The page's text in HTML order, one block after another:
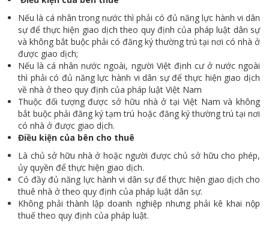
Nếu là cá nhân trong nước thì phải có đủ năng lực hành vi dân
sự để thực hiện giao dịch theo quy định của pháp luật dân sự
và không bắt buộc phải có đăng ký thường trú tại nơi có nhà ở
được giao dịch;
Nếu là cá nhân nước ngoài, người Việt định cư ở nước ngoài
thì phải có đủ năng lực hành vi dân sự để thực hiện giao dịch
về nhà ở theo quy định của pháp luật Việt Nam
Thuộc đối tượng được sở hữu nhà ở tại Việt Nam và không
bắt buộc phải đăng ký tạm trú hoặc đăng ký thường trú tại nơi
có nhà ở được giao dịch.
Điều kiện của bên cho thuê
Là chủ sở hữu nhà ở hoặc người được chủ sở hữu cho phép,
ủy quyền để thực hiện giao dịch.
Có đầy đủ năng lực hành vi dân sự để thực hiện giao dịch cho
thuê nhà ở theo quy định của pháp luật dân sự.
Không phải thành lập doanh nghiệp nhưng phải kê khai nộp
thuế theo quy định của pháp luật.